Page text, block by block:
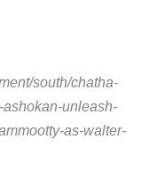
south/chatha-
unleash-
as-walter-